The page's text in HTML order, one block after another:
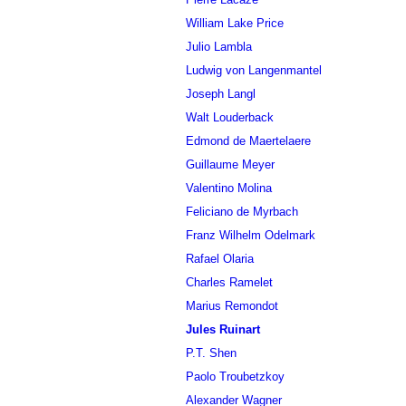
William Lake Price
Julio Lambla
Ludwig von Langenmantel
Joseph Langl
Walt Louderback
Edmond de Maertelaere
Guillaume Meyer
Valentino Molina
Feliciano de Myrbach
Franz Wilhelm Odelmark
Rafael Olaria
Charles Ramelet
Marius Remondot
Jules Ruinart
P.T. Shen
Paolo Troubetzkoy
Alexander Wagner